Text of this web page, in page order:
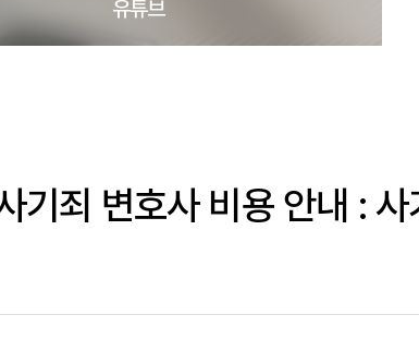
유튜브
기죄 변호사 비용 안내 : 사